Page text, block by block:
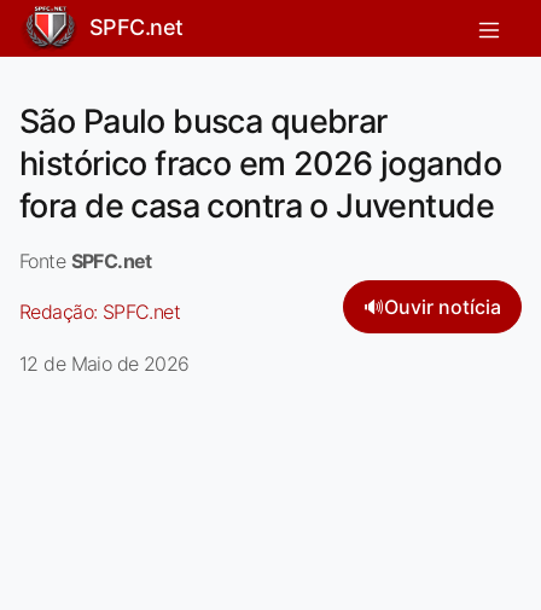
SPFC.net
São Paulo busca quebrar
histórico fraco em 2026 jogando
fora de casa contra o Juventude
Fonte SPFC.net
Redação: SPFC.net 🔊Ouvir notícia
12 de Maio de 2026